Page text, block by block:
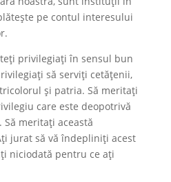
pe contul interesului
privilegiați în sensul bun
să serviți cetățenii,
și patria. Să meritați
care este deopotrivă
meritați această
jurat să vă îndepliniți acest
niciodată pentru ce ați